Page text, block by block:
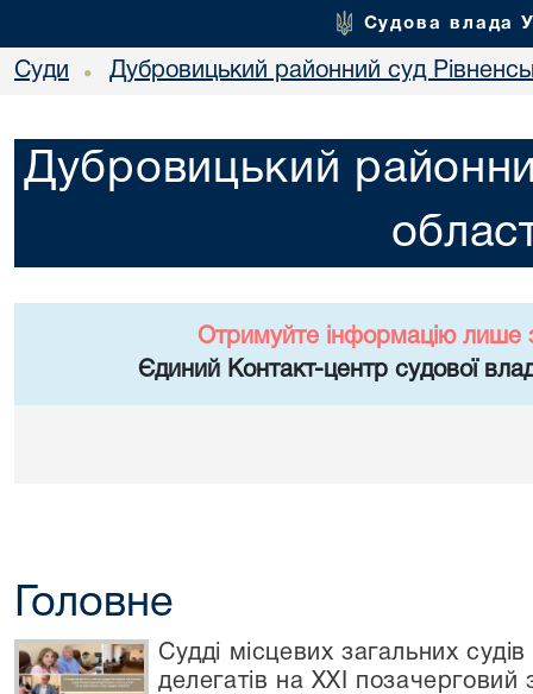
Судова влада
Суди • Дубровицький районний суд
Дубровицький
Отримуйте інформацію лише
Єдиний Контакт-центр судової
Головне
Судді місцевих загальних
делегатів на XXI позачерговий